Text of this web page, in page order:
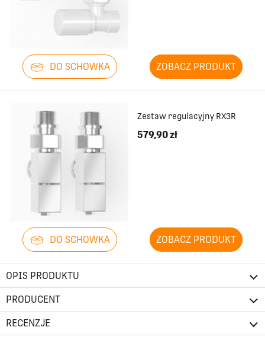
DO SCHOWKA ZOBACZ PRODUKT
Zestaw regulacyjny RX3R
579,90 zł
DO SCHOWKA ZOBACZ PRODUKT
OPIS PRODUKTU
PRODUCENT
RECENZJE